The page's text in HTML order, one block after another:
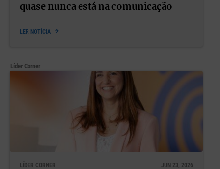
quase nunca está na comunicação
LER NOTÍCIA
Líder Corner
LÍDER CORNER JUN 23, 2026